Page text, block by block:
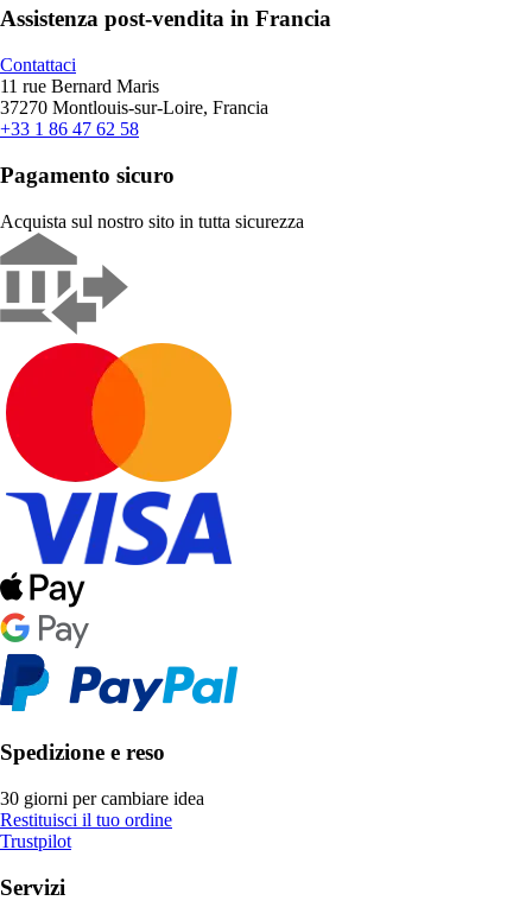
Assistenza post-vendita in Francia
Contattaci
11 rue Bernard Maris
37270 Montlouis-sur-Loire, Francia
+33 1 86 47 62 58
Pagamento sicuro
Acquista sul nostro sito in tutta sicurezza
Spedizione e reso
30 giorni per cambiare idea
Restituisci il tuo ordine
Trustpilot
Servizi